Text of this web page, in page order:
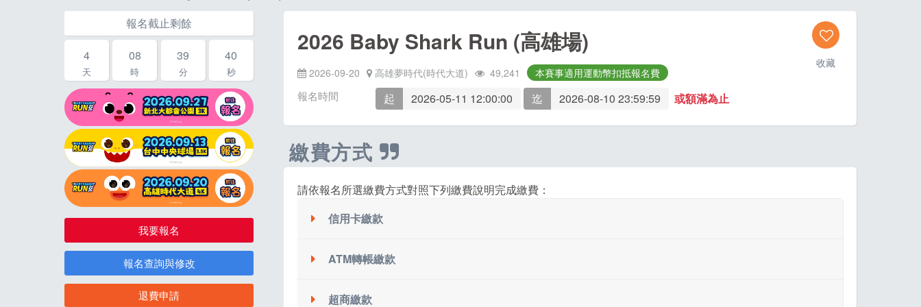
報名截止剩餘
4
天
08
時
39
分
40
秒
我要報名
報名查詢與修改
退費申請
收藏
2026 Baby Shark Run (高雄場)
2026-09-20 高雄夢時代(時代大道) 49,241 本賽事適用運動幣扣抵報名費
報名時間 起 2026-05-11 12:00:00 迄 2026-08-10 23:59:59 或額滿為止
繳費方式
請依報名所選繳費方式對照下列繳費說明完成繳費：
信用卡繳款
請於活動頁面左邊點選「
ATM轉帳繳款
系統會配發一組華南銀行 ATM 虛擬帳號，請記下此轉帳帳號進行繳費。
超商繳款